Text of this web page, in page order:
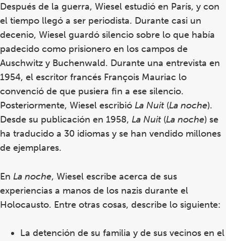
Después de la guerra, Wiesel estudió en París, y con
el tiempo llegó a ser periodista. Durante casi un
decenio, Wiesel guardó silencio sobre lo que había
padecido como prisionero en los campos de
Auschwitz y Buchenwald. Durante una entrevista en
1954, el escritor francés François Mauriac lo
convenció de que pusiera fin a ese silencio.
Posteriormente, Wiesel escribió La Nuit(La noche).
Desde su publicación en 1958, La Nuit(La noche) se
ha traducido a 30 idiomas y se han vendido millones
de ejemplares.
En La noche, Wiesel escribe acerca de sus
experiencias a manos de los nazis durante el
Holocausto. Entre otras cosas, describe lo siguiente:
La detención de su familia y de sus vecinos en el